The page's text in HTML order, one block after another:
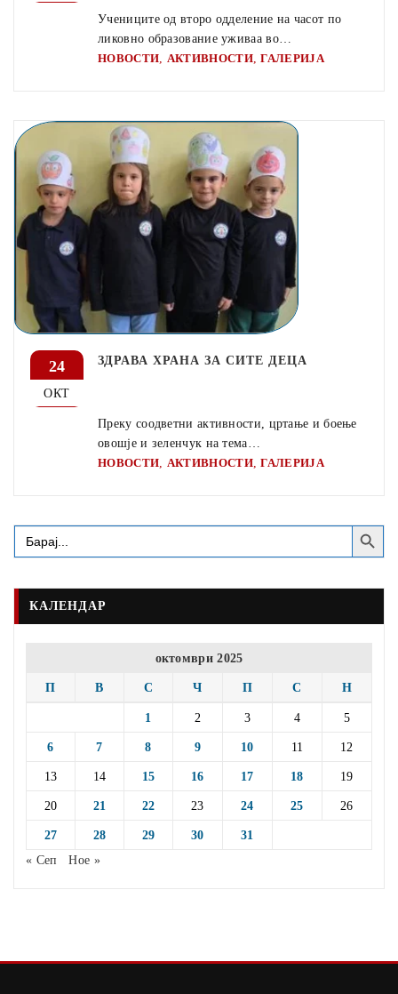
Учениците од второ одделение на часот по
ликовно образование уживаа во…
НОВОСТИ АКТИВНОСТИ,ГАЛЕРИЈА
24
ОКТ
ЗДРАВА ХРАНА ЗА СИТЕ ДЕЦА
Преку соодветни активности, цртање и боење
овошје и зеленчук на тема…
НОВОСТИ АКТИВНОСТИ,ГАЛЕРИЈА
Search
for:
Search Button
КАЛЕНДАР
октомври 2025
П В С Ч П С Н
1 2 3 4 5
6 7 8 9 10 11 12
13 14 15 16 17 18 19
20 21 22 23 24 25 26
27 28 29 30
31
« Сеп
Ное »